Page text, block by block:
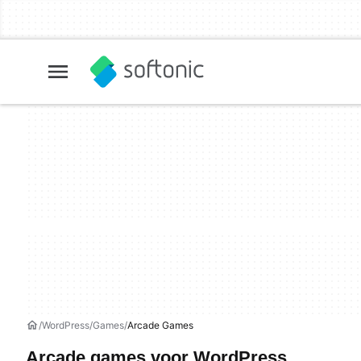
WordPress Games Arcade Games